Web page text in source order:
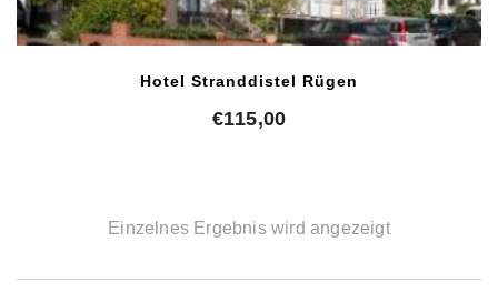
Hotel Stranddistel Rügen
€115,00
Einzelnes Ergebnis wird angezeigt